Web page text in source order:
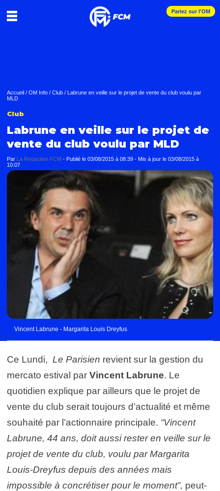
Pariez sur l'OM
Accueil / OM Info / Club / Labrune en veille sur le projet de vente du club voulu par
MLD
Club
Labrune en veille sur le projet de
vente du club voulu par MLD
Par La Redaction FCM - Publié le 03/08/2015 à 08:39 - Mis à jour le 03/08/2015 à
10:07
Vincent Labrune - Margarita Louis Dreyfus
Ce Lundi, Le Parisien revient sur la gestion du
mercato estival par Vincent Labrune. Le
quotidien explique par ailleurs que le projet de
vente du club serait toujours d’actualité et même
souhaité par l’actionnaire principale. “Vincent
Labrune, 44 ans, doit aussi rester en veille sur le
projet de vente du club, voulu par Margarita
Louis-Dreyfus depuis des années mais
impossible à concrétiser pour le moment”, peut-